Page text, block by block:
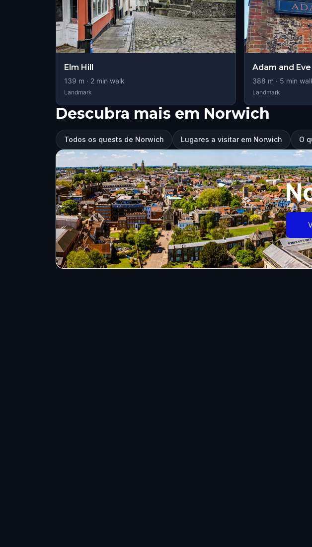
Elm Hill
139 m · 2 min walk
Landmark
Adam and Eve
388 m · 5 min
Landmark
Descubra mais em Norwich
Todos os quests de Norwich Lugares a visitar em Norwich O